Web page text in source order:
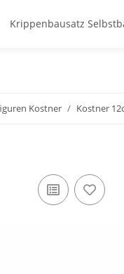
Krippenbausatz
Kostner Kostner